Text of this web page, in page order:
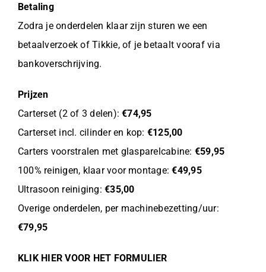
Betaling
Zodra je onderdelen klaar zijn sturen we een
betaalverzoek of Tikkie, of je betaalt vooraf via
bankoverschrijving.
Prijzen
Carterset (2 of 3 delen):€74,95
Carterset incl. cilinder en kop: €125,00
Carters voorstralen met glasparelcabine: €59,95
100% reinigen, klaar voor montage:€49,95
Ultrasoon reiniging:€35,00
Overige onderdelen, per machinebezetting/uur:
€79,95
KLIK HIER VOOR HET FORMULIER